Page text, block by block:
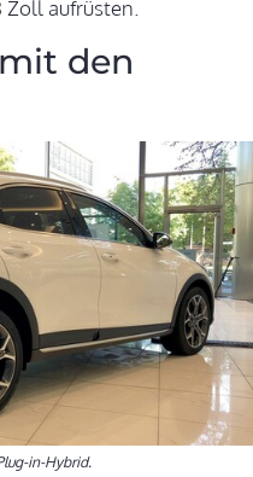
Zoll aufrüsten.
den
in-Hybrid.